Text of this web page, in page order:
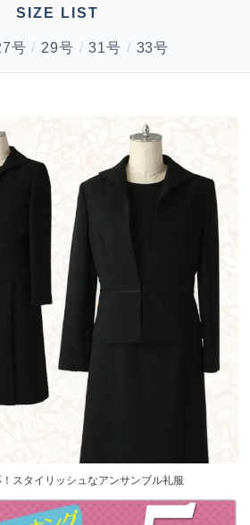
SIZE LIST
号 / 29号 / 31号 / 33号
スタイリッシュなアンサンブル礼服